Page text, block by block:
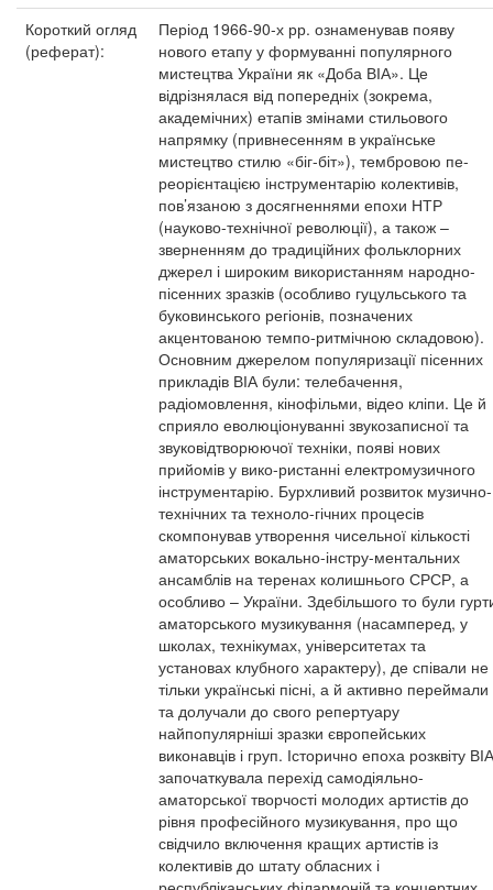
Короткий огляд
(реферат):
Період 1966-90-х рр. ознаменував появу
нового етапу у формуванні популярного
мистецтва України як «Доба ВІА». Це
відрізнялася від попередніх (зокрема,
академічних) етапів змінами стильового
напрямку (привнесенням в українське
мистецтво стилю «біг-біт»), тембровою пе-
реорієнтацією інструментарію колективів,
пов’язаною з досягненнями епохи НТР
(науково-технічної революції), а також –
зверненням до традиційних фольклорних
джерел і широким використанням народно-
пісенних зразків (особливо гуцульського та
буковинського регіонів, позначених
акцентованою темпо-ритмічною складовою).
Основним джерелом популяризації пісенних
прикладів ВІА були: телебачення,
радіомовлення, кінофільми, відео кліпи. Це й
сприяло еволюціонуванні звукозаписної та
звуковідтворюючої техніки, появі нових
прийомів у вико-ристанні електромузичного
інструментарію. Бурхливий розвиток музично-
технічних та техноло-гічних процесів
скомпонував утворення чисельної кількості
аматорських вокально-інстру-ментальних
ансамблів на теренах колишнього СРСР, а
особливо – України. Здебільшого то були
аматорського музикування (насамперед, у
школах, технікумах, університетах та
установах клубного характеру), де співали не
тільки українські пісні, а й активно переймали
та долучали до свого репертуару
найпопулярніші зразки європейських
виконавців і груп. Історично епоха розквіту ВІА
започаткувала перехід самодіяльно-
аматорської творчості молодих артистів до
рівня професійного музикування, про що
свідчило включення кращих артистів із
колективів до штату обласних і